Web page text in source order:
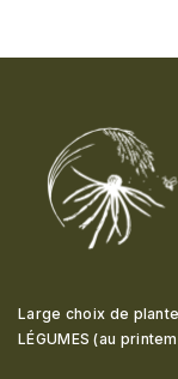
Large choix de
LÉGUMES (au